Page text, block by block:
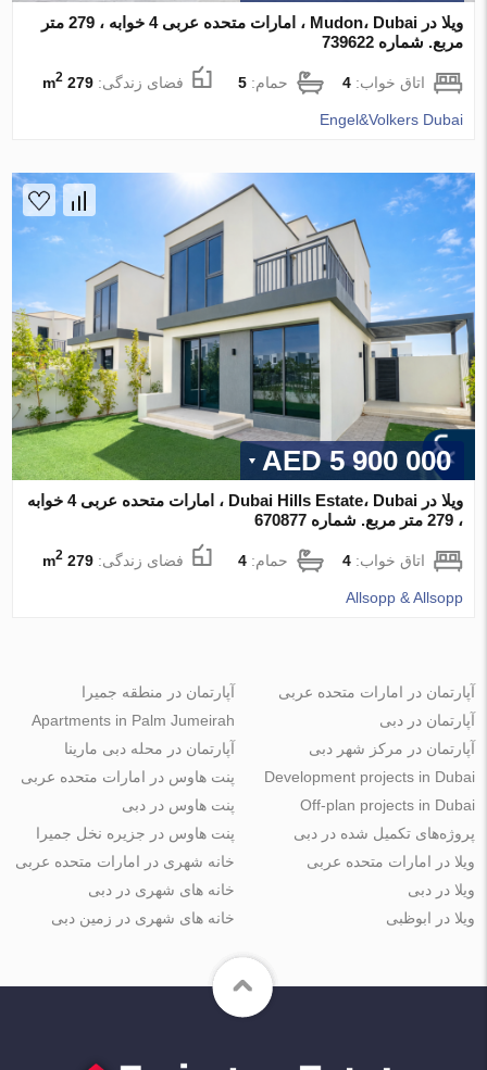
ویلا در Mudon، Dubai ، امارات متحده عربی 4 خوابه ، 279 متر
مربع. شماره 739622
اتاق خواب:4 حمام:5 فضای زندگی:279 m
2
Engel&Volkers Dubai
5 900 000 AED
ویلا در Dubai Hills Estate، Dubai ، امارات متحده عربی 4 خوابه
، 279 متر مربع. شماره 670877
اتاق خواب:4 حمام:4 فضای زندگی:279 m
2
Allsopp & Allsopp
آپارتمان در امارات متحده عربی
آپارتمان در دبی
آپارتمان در مرکز شهر دبی
آپارتمان در منطقه جمیرا
Apartments in Palm Jumeirah
آپارتمان در محله دبی مارینا
Development projects in Dubai
Off-plan projects in Dubai
پروژه‌های تکمیل شده در دبی
پنت هاوس در امارات متحده عربی
پنت هاوس در دبی
پنت هاوس در جزیره نخل جمیرا
ویلا در امارات متحده عربی
ویلا در دبی
ویلا در ابوظبی
خانه شهری در امارات متحده عربی
خانه های شهری در دبی
خانه های شهری در زمین دبی